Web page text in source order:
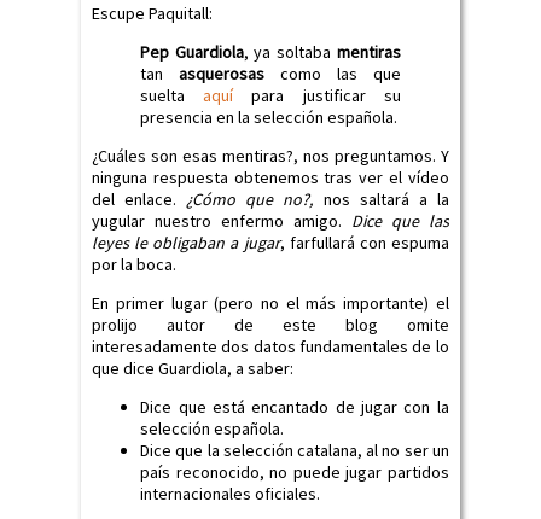
Escupe Paquitall:
Pep Guardiola, ya soltaba mentiras
tanasquerosas como las que
sueltaaquípara justificar su
presencia en la selección española.
¿Cuáles son esas mentiras?, nos preguntamos. Y
ninguna respuesta obtenemos tras ver el vídeo
del enlace. ¿Cómo que no?, nos saltará a la
yugular nuestro enfermo amigo. Dice que las
leyes le obligaban a jugar, farfullará con espuma
por la boca.
En primer lugar (pero no el más importante) el
prolijo autor de este blog omite
interesadamente dos datos fundamentales de lo
que dice Guardiola, a saber:
Dice que está encantado de jugar con la
selección española.
Dice que la selección catalana, al no ser un
país reconocido, no puede jugar partidos
internacionales oficiales.